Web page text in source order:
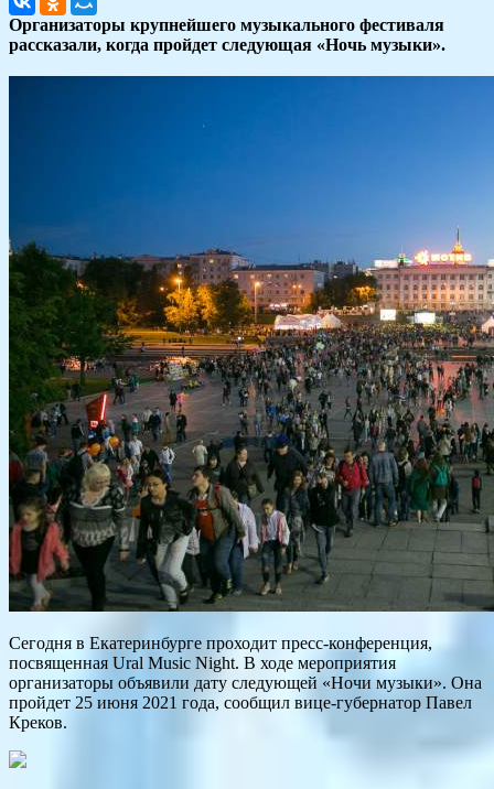
Организаторы крупнейшего музыкального фестиваля
рассказали, когда пройдет следующая «Ночь музыки».
Сегодня в Екатеринбурге проходит пресс-конференция,
посвященная Ural Music Night. В ходе мероприятия
организаторы объявили дату следующей «Ночи музыки». Она
пройдет 25 июня 2021 года, сообщил вице-губернатор Павел
Креков.